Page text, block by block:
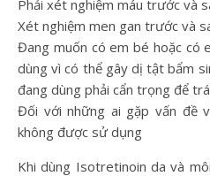
Phải xét nghiệm máu trước và
Xét nghiệm men gan trước và
Đang muốn có em bé hoặc có
dùng vì có thể gây dị tật bẩm
đang dùng phải cẩn trọng để
Đối với những ai gặp vấn đề
không được sử dụng
Khi dùng Isotretinoin da và